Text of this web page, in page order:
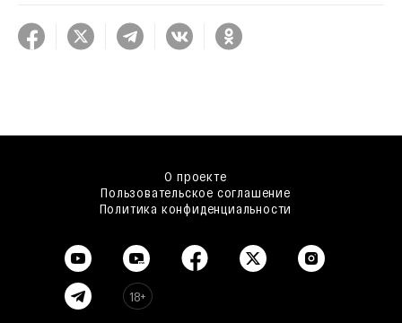
О проекте
Пользовательское соглашение
Политика конфиденциальности
18+